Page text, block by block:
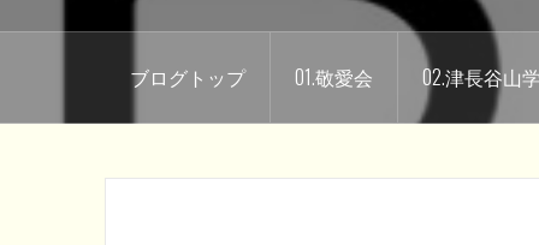
ブログトップ 01.敬愛会 02.津長谷山